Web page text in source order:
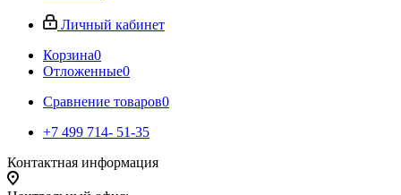
Личный кабинет
Корзина0
Отложенные0
Сравнение товаров0
+7 499 714- 51-35
Контактная информация